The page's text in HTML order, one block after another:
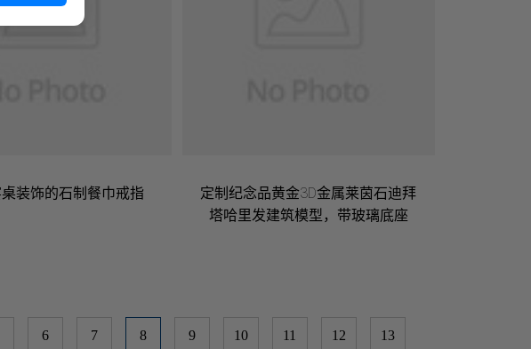
装饰的石制餐巾戒指
定制纪念品黄金3D金属莱茵石迪拜
塔哈里发建筑模型，带玻璃底座
6 7 8 9 10 11 12 13